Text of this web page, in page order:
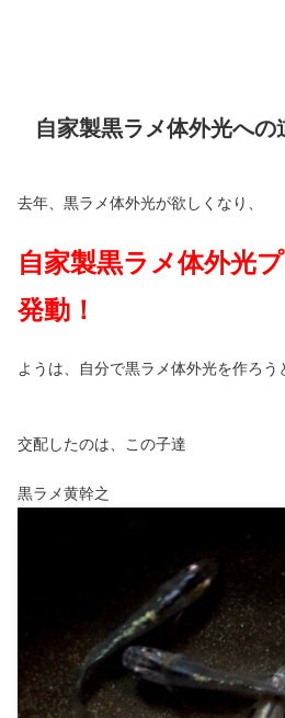
自家製黒ラメ体外光への
去年、黒ラメ体外光が欲しくなり、
自家製黒ラメ体外光
発動！
ようは、自分で黒ラメ体外光を作ろう
交配したのは、この子達
黒ラメ黄幹之